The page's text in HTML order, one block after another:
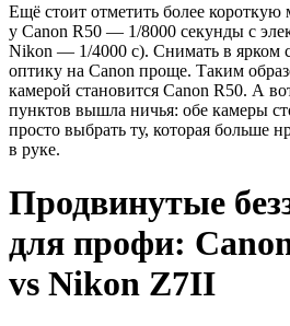
Ещё стоит отметить более
у Canon R50 — 1/8000 секунды с
Nikon — 1/4000 c). Снимать в ярком
оптику на Canon проще. Таким
камерой становится Canon R50. А
пунктов вышла ничья: обе камеры
просто выбрать ту, которая больше
в руке.
Продвинутые
для профи:
vs Nikon Z7II